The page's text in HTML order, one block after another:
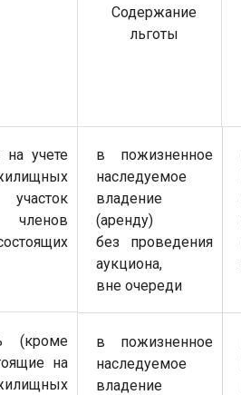
Содержание
льготы
учете
членов
в пожизненное
наследуемое
владение
(аренду)
без проведения
аукциона,
вне очереди
(кроме
на
в пожизненное
наследуемое
владение